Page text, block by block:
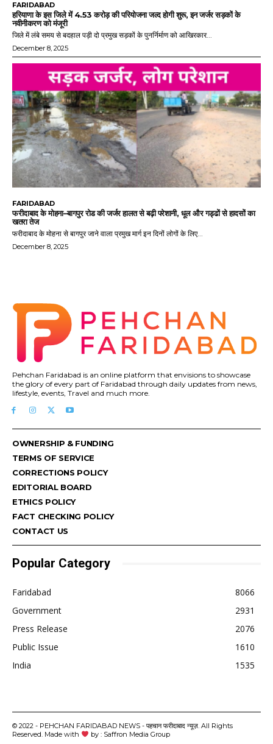
FARIDABAD
हरियाणा के इस जिले में 4.53 करोड़ की परियोजना जल्द होगी शुरू, इन जर्जर सड़कों के
नवीनीकरण को मंजूरी
जिले में लंबे समय से बदहाल पड़ी दो प्रमुख सड़कों के पुनर्निर्माण को आखिरकार...
December 8, 2025
FARIDABAD
फरीदाबाद के मोहना–बागपुर रोड की जर्जर हालत से बढ़ी परेशानी, धूल और गड्ढों से हादसों का
खतरा तेज
फरीदाबाद के मोहना से बागपुर जाने वाला प्रमुख मार्ग इन दिनों लोगों के लिए...
December 8, 2025
Pehchan Faridabad is an online platform that envisions to showcase
the glory of every part of Faridabad through daily updates from news,
lifestyle, events, Travel and much more.
OWNERSHIP & FUNDING
TERMS OF SERVICE
CORRECTIONS POLICY
EDITORIAL BOARD
ETHICS POLICY
FACT CHECKING POLICY
CONTACT US
Popular Category
Faridabad
8066
Government
2931
Press Release
2076
Public Issue
1610
India
1535
© 2022 - PEHCHAN FARIDABAD NEWS - पहचान फरीदाबाद न्यूज़. All Rights
Reserved. Made with
by : Saffron Media Group